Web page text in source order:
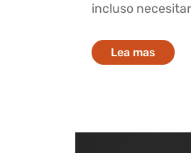
incluso
Lea mas